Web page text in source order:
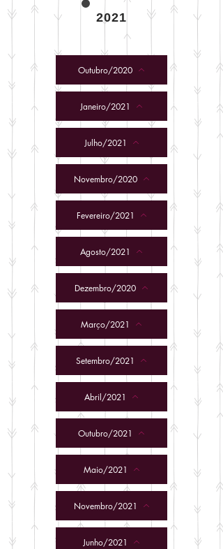
2021
Outubro/2020
Janeiro/2021
Julho/2021
Novembro/2020
Fevereiro/2021
Agosto/2021
Dezembro/2020
Março/2021
Setembro/2021
Abril/2021
Outubro/2021
Maio/2021
Novembro/2021
Junho/2021